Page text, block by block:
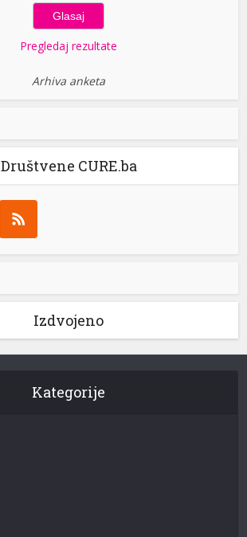
Pregledaj rezultate
Arhiva anketa
Društvene CURE.ba
Izdvojeno
Kategorije